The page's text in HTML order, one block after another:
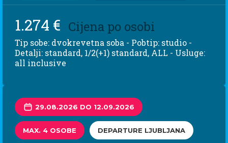
1.274 € Cijena po osobi
Tip sobe: dvokrevetna soba - Pobtip: studio -
Detalji: standard, 1/2(+1) standard, ALL - Usluge:
all inclusive
29.08.2026 DO 12.09.2026
MAX. 4 OSOBE DEPARTURE LJUBLJANA